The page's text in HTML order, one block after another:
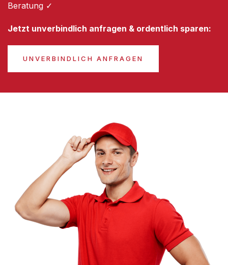
Beratung ✓
Jetzt unverbindlich anfragen & ordentlich sparen:
UNVERBINDLICH ANFRAGEN